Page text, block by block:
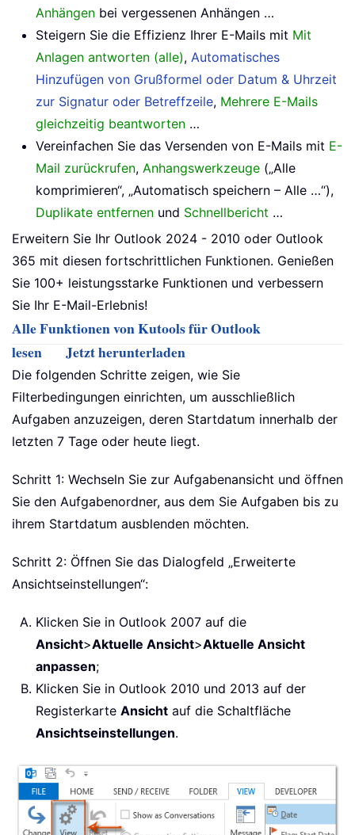
Anhängen bei vergessenen Anhängen …
Steigern Sie die Effizienz Ihrer E-Mails mit Mit
Anlagen antworten (alle), Automatisches
Hinzufügen von Grußformel oder Datum & Uhrzeit
zur Signatur oder Betreffzeile, Mehrere E-Mails
gleichzeitig beantworten …
Vereinfachen Sie das Versenden von E-Mails mit E-
Mail zurückrufen, Anhangswerkzeuge („Alle
komprimieren“, „Automatisch speichern – Alle …“),
Duplikate entfernen und Schnellbericht …
Erweitern Sie Ihr Outlook 2024 - 2010 oder Outlook
365 mit diesen fortschrittlichen Funktionen. Genießen
Sie 100+ leistungsstarke Funktionen und verbessern
Sie Ihr E-Mail-Erlebnis!
Alle Funktionen von Kutools für Outlook
lesen
Jetzt herunterladen
Die folgenden Schritte zeigen, wie Sie
Filterbedingungen einrichten, um ausschließlich
Aufgaben anzuzeigen, deren Startdatum innerhalb der
letzten 7 Tage oder heute liegt.
Schritt 1: Wechseln Sie zur Aufgabenansicht und öffnen
Sie den Aufgabenordner, aus dem Sie Aufgaben bis zu
ihrem Startdatum ausblenden möchten.
Schritt 2: Öffnen Sie das Dialogfeld „Erweiterte
Ansichtseinstellungen“:
Klicken Sie in Outlook 2007 auf die
Ansicht>Aktuelle Ansicht>Aktuelle Ansicht
anpassen;
Klicken Sie in Outlook 2010 und 2013 auf der
Registerkarte Ansicht auf die Schaltfläche
Ansichtseinstellungen.